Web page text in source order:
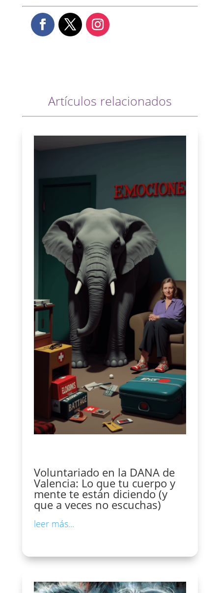
Artículos relacionados
Voluntariado en la DANA de
Valencia: Lo que tu cuerpo y
mente te están diciendo (y
que a veces no escuchas)
leer más...